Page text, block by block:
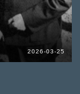
2026-03-25